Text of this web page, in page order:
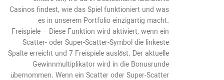
Casinos findest, wie das Spiel funktioniert und was
es in unserem Portfolio einzigartig macht.
Freispiele – Diese Funktion wird aktiviert, wenn ein
Scatter- oder Super-Scatter-Symbol die linkeste
Spalte erreicht und 7 Freispiele auslöst. Der aktuelle
Gewinnmultiplikator wird in die Bonusrunde
übernommen. Wenn ein Scatter oder Super-Scatter